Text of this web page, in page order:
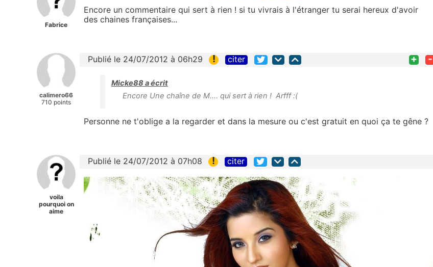
Fabrice
Encore un commentaire qui sert à rien ! si tu vivrais à l'étranger tu serai hereux d'avoir
des chaines françaises...
calimero66
710 points
Publié le 24/07/2012 à 06h29 ! citer + -
Micke88 a écrit
Encore Une chaîne de M.... qui sert à rien ! Arfff :(
Personne ne t'oblige a la regarder et dans la mesure ou c'est gratuit en quoi ça te gêne ?
voila
pourquoi on
aime
Publié le 24/07/2012 à 07h08 ! citer